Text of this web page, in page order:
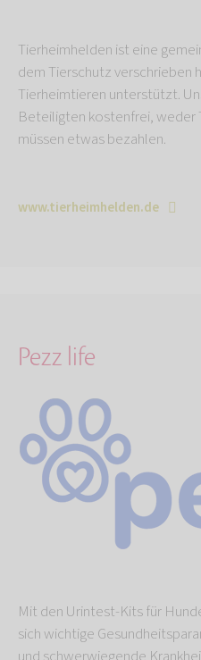
Tierheimhelden ist eine
dem Tierschutz verschrieben
Tierheimtieren unterstützt.
Beteiligten kostenfrei, weder
müssen etwas bezahlen.
www.tierheimhelden.de
Pezz life
Mit den Urintest-Kits für
sich wichtige